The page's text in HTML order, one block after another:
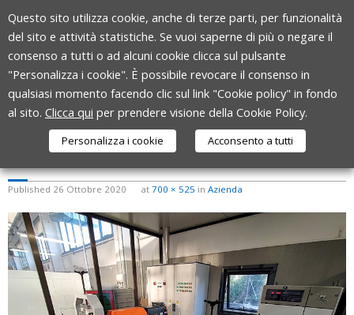
to
content
ZP-MOTORI-ELETTRICI-SALA-PROVE
Published 26 Ottobre 2020 at 700 × 525 in Azienda
Questo sito utilizza cookie, anche di terze parti, per funzionalità
del sito e attività statistiche. Se vuoi saperne di più o negare il
consenso a tutti o ad alcuni cookie clicca sul pulsante
"Personalizza i cookie". È possibile revocare il consenso in
qualsiasi momento facendo clic sul link "Cookie policy" in fondo
al sito. Clicca qui per prendere visione della Cookie Policy.
Personalizza i cookie Acconsento a tutti